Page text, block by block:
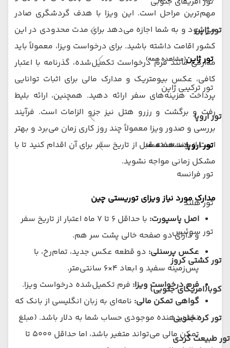
تور ژاپن
تور ژاپن(مشاهده همه)
تور ترکیبی ژاپن
تور اروپا
تور اروپا(مشاهده همه)
تور فرانسه
تور هلند
تور سوئیس
تور کشتی کروز
کوبا(امریکای جنوبی)
تور کره جنوبی
تور طبیعت گردی
مهم‌ترین مراحل است. این ویزا با هدف گردشگری صادر
می‌شود و به شما اجازه می‌دهد برای مدت محدودی در این
کشور اقامت داشته باشید. برای درخواست ویزا، معمولاً باید
مدارکی مانند فرم درخواست تکمیل‌شده، گذرنامه با اعتبار
کافی، عکس بیومتریک و مدارک مالی برای اثبات توانایی
پرداخت هزینه‌های سفر ارائه دهید. همچنین، ارائه بلیط
رفت و برگشت و رزرو هتل نیز جزو الزامات است. فرآیند
بررسی و صدور ویزا معمولاً چند روز کاری زمان می‌برد و بهتر
است از چند هفته قبل از تاریخ سفر برای آن اقدام کنید تا با
مشکل زمانی مواجه نشوید.
مدارک مورد نیاز ویزای توریستی چین
اصل پاسپورت:
با حداقل ۶ تا ۷ ماه اعتبار از تاریخ سفر
و دارای دو صفحه خالی پشت سر هم.
عکس پرسنلی: دو قطعه عکس جدید، تمام‌رخ، با
پس‌زمینه سفید و ابعاد ۴×۶ سانتی‌متر.
فرم درخواست ویزا: فرم تکمیل‌شده درخواست ویزا.
گواهی تمکن مالی: نامه‌ای به زبان انگلیسی از بانک که
نشان‌دهنده موجودی حساب شما به دلار باشد. (مبلغ
تمکن مالی می‌تواند متغیر باشد، اما حداقل ۵۰۰۰ تا